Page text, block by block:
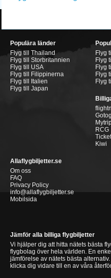
Populära länder
Flyg till Thailand
Flyg till Storbritannien
Flyg till USA
Flyg till Filippinerna
Flyg till Italien
Flyg till Japan
Flyg
Flyg
Flyg
Flyg
Flyg
RCG
Ticket
Kiwi
Allaflygbiljetter.se
Om oss
FAQ
Privacy Policy
info@allaflygbiljetter.se
Mobilsida
Jämför alla billiga flygbiljetter
Vi hjälper dig att hitta nätets bästa
flygbolag över hela världen. En
jämförelse av nätets bästa
klicka dig vidare till en av våra